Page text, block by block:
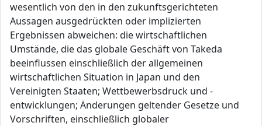
wesentlich von den in den zukunftsgerichteten
Aussagen ausgedrückten oder implizierten
Ergebnissen abweichen: die wirtschaftlichen
Umstände, die das globale Geschäft von Takeda
beeinflussen einschließlich der allgemeinen
wirtschaftlichen Situation in Japan und den
Vereinigten Staaten; Wettbewerbsdruck und -
entwicklungen; Änderungen geltender Gesetze und
Vorschriften, einschließlich globaler